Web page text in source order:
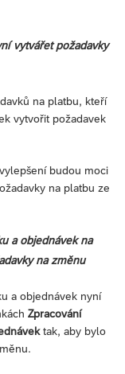
vytvářet požadavky
na platbu, kteří
vytvořit požadavek
budou moci
na platbu ze
a objednávek na
na změnu
a objednávek nyní
Zpracování
tak, aby bylo